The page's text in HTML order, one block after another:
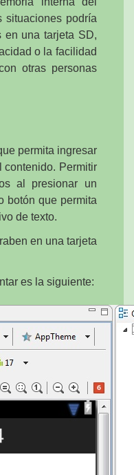
situaciones podría
una tarjeta SD,
o la facilidad
otras personas
permita ingresar
contenido. Permitir
al presionar un
botón que permita
de texto.
en una tarjeta
es la siguiente: